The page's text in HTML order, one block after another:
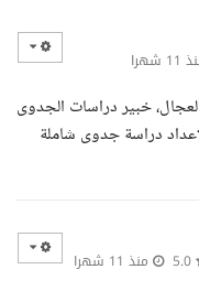
شهرا
خبير دراسات الجدوى
دراسة جدوى شاملة
منذ 11 شهرا